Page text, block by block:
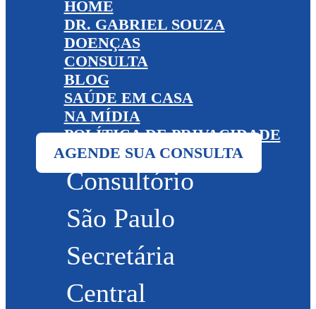
HOME
DR. GABRIEL SOUZA
DOENÇAS
CONSULTA
BLOG
SAÚDE EM CASA
NA MÍDIA
POLÍTICA DE PRIVACIDADE
AGENDE SUA CONSULTA
Consultório
São Paulo
Secretária
Central